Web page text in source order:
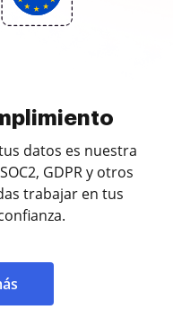
datos es nuestra
GDPR y otros
trabajar en tus